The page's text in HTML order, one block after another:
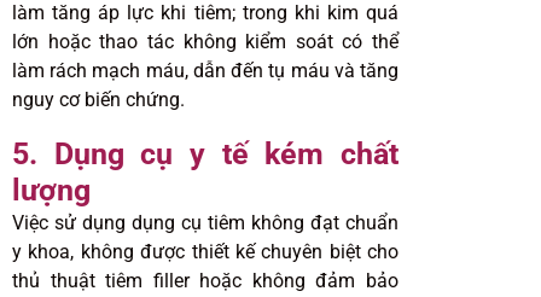
làm tăng áp lực khi tiêm; trong khi kim quá
lớn hoặc thao tác không kiểm soát có thể
làm rách mạch máu, dẫn đến tụ máu và tăng
nguy cơ biến chứng.
5. Dụng cụ y tế kém chất
lượng
Việc sử dụng dụng cụ tiêm không đạt chuẩn
y khoa, không được thiết kế chuyên biệt cho
thủ thuật tiêm filler hoặc không đảm bảo